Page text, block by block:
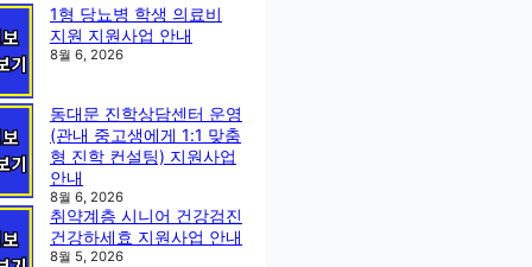
1형 당뇨병 학생 의료비
지원 지원사업 안내
8월 6, 2026
동대문 진학상담센터 운영
(관내 중고생에게 1:1 맞춤
형 진학 컨설팅) 지원사업
안내
8월 6, 2026
취약계층 시니어 건강검진
건강하세효 지원사업 안내
8월 5, 2026